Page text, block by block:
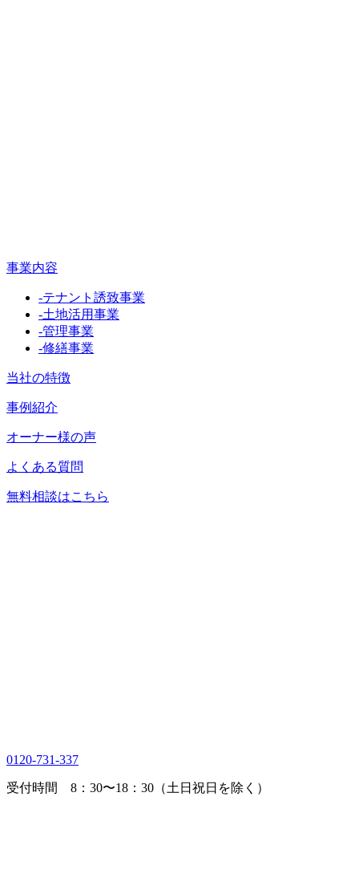
事業内容
-テナント誘致事業
-土地活用事業
-管理事業
-修繕事業
当社の特徴
事例紹介
オーナー様の声
よくある質問
無料相談はこちら
0120-731-337
受付時間 8：30〜18：30（土日祝日を除く）